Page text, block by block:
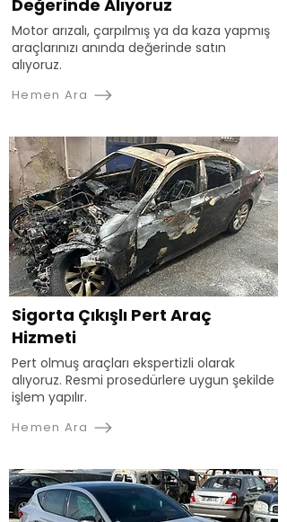
Değerinde Alıyoruz
Motor arızalı, çarpılmış ya da kaza yapmış
araçlarınızı anında değerinde satın
alıyoruz.
Hemen Ara
Sigorta Çıkışlı Pert Araç
Hizmeti
Pert olmuş araçları ekspertizli olarak
alıyoruz. Resmi prosedürlere uygun şekilde
işlem yapılır.
Hemen Ara